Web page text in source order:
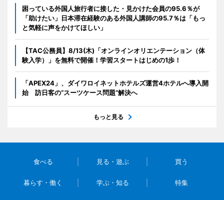
困っている外国人旅行者に接した・見かけた会員の95.6％が
「助けたい」日本滞在経験のある外国人講師の95.7％は「もっ
と気軽に声をかけてほしい」
【TAC公務員】8/13(木)「オンラインオリエンテーション（体
験入学）」を無料で開催！学習スタートはじめの1歩！
「APEX24」、ダイワロイネットホテルズ運営4ホテルへ導入開
始 訪日客の“スーツケース問題”解決へ
もっと見る
食べる 見る・遊ぶ 買う
暮らす・働く 学ぶ・知る 特集